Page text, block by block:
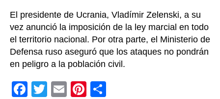
El presidente de Ucrania, Vladímir Zelenski, a su
vez anunció la imposición de la ley marcial en todo
el territorio nacional. Por otra parte, el Ministerio de
Defensa ruso aseguró que los ataques no pondrán
en peligro a la población civil.
F
T
E
Pi